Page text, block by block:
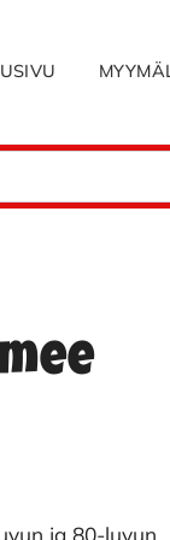
ja 80-luvun